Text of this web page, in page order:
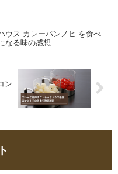
ウス カレーパンノヒ を食べ
なる味の感想
ン